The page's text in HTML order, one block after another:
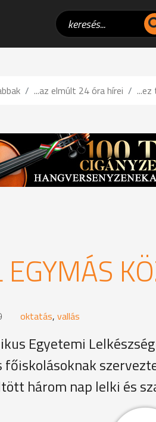
...az elmúlt 24 óra hírei
oktatás, vallás
Egyetemi
három nap lelki és